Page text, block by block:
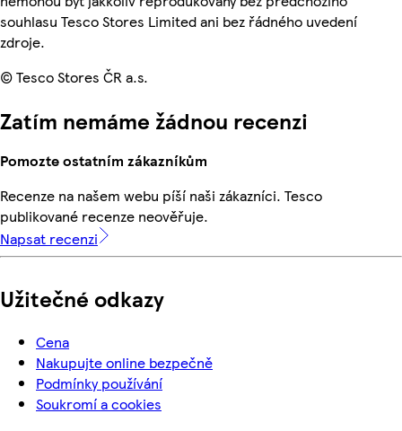
souhlasu Tesco Stores Limited ani bez řádného uvedení
zdroje.
© Tesco Stores ČR a.s.
Zatím nemáme žádnou recenzi
Pomozte ostatním zákazníkům
Recenze na našem webu píší naši zákazníci. Tesco
publikované recenze neověřuje.
Napsat recenzi
Užitečné odkazy
Cena
Nakupujte online bezpečně
Podmínky používání
Soukromí a cookies